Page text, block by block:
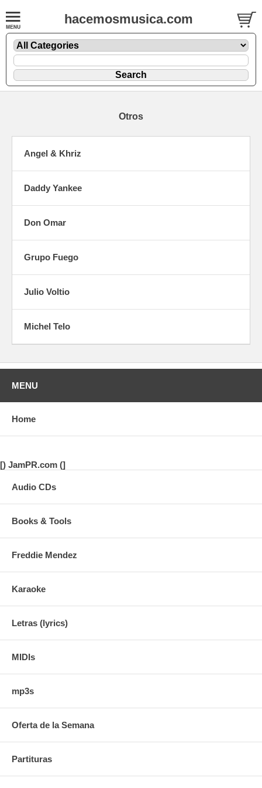
hacemosmusica.com
Otros
Angel & Khriz
Daddy Yankee
Don Omar
Grupo Fuego
Julio Voltio
Michel Telo
MENU
Home
[) JamPR.com (]
Audio CDs
Books & Tools
Freddie Mendez
Karaoke
Letras (lyrics)
MIDIs
mp3s
Oferta de la Semana
Partituras